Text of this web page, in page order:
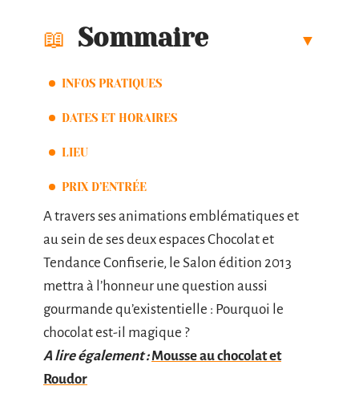
Sommaire
INFOS PRATIQUES
DATES ET HORAIRES
LIEU
PRIX D’ENTRÉE
A travers ses animations emblématiques et
au sein de ses deux espaces Chocolat et
Tendance Confiserie, le Salon édition 2013
mettra à l’honneur une question aussi
gourmande qu’existentielle : Pourquoi le
chocolat est-il magique ?
A lire également : Mousse au chocolat et
Roudor